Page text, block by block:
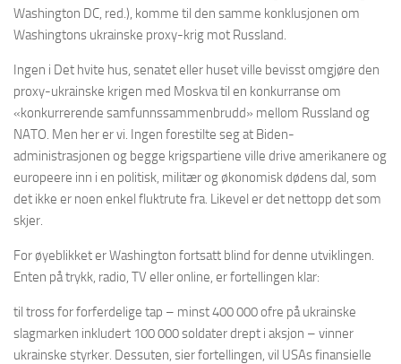
Washington DC, red.), komme til den samme konklusjonen om
Washingtons ukrainske proxy-krig mot Russland.
Ingen i Det hvite hus, senatet eller huset ville bevisst omgjøre den
proxy-ukrainske krigen med Moskva til en konkurranse om
«konkurrerende samfunnssammenbrudd» mellom Russland og
NATO. Men her er vi. Ingen forestilte seg at Biden-
administrasjonen og begge krigspartiene ville drive amerikanere og
europeere inn i en politisk, militær og økonomisk dødens dal, som
det ikke er noen enkel fluktrute fra. Likevel er det nettopp det som
skjer.
For øyeblikket er Washington fortsatt blind for denne utviklingen.
Enten på trykk, radio, TV eller online, er fortellingen klar:
til tross for forferdelige tap – minst 400 000 ofre på ukrainske
slagmarken inkludert 100 000 soldater drept i aksjon – vinner
ukrainske styrker. Dessuten, sier fortellingen, vil USAs finansielle